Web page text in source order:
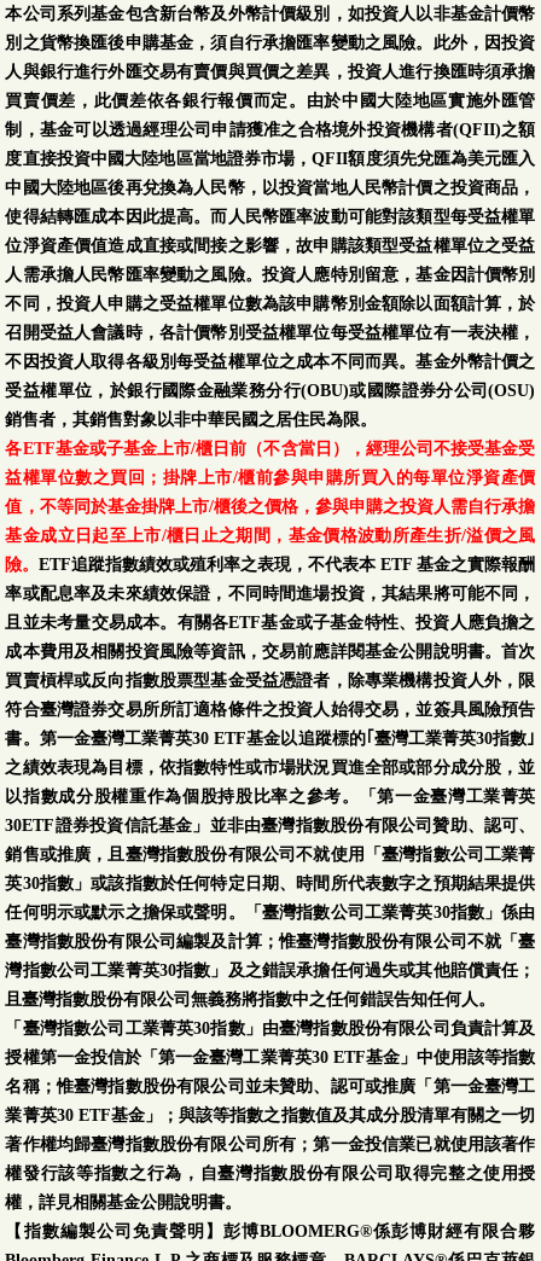
本公司系列基金包含新台幣及外幣計價級別，如投資人以非基金計價幣
別之貨幣換匯後申購基金，須自行承擔匯率變動之風險。此外，因投資
人與銀行進行外匯交易有賣價與買價之差異，投資人進行換匯時須承擔
買賣價差，此價差依各銀行報價而定。由於中國大陸地區實施外匯管
制，基金可以透過經理公司申請獲准之合格境外投資機構者(QFII)之額
度直接投資中國大陸地區當地證券市場，QFII額度須先兌匯為美元匯入
中國大陸地區後再兌換為人民幣，以投資當地人民幣計價之投資商品，
使得結轉匯成本因此提高。而人民幣匯率波動可能對該類型每受益權單
位淨資產價值造成直接或間接之影響，故申購該類型受益權單位之受益
人需承擔人民幣匯率變動之風險。投資人應特別留意，基金因計價幣別
不同，投資人申購之受益權單位數為該申購幣別金額除以面額計算，於
召開受益人會議時，各計價幣別受益權單位每受益權單位有一表決權，
不因投資人取得各級別每受益權單位之成本不同而異。基金外幣計價之
受益權單位，於銀行國際金融業務分行(OBU)或國際證券分公司(OSU)
銷售者，其銷售對象以非中華民國之居住民為限。
各ETF基金或子基金上市/櫃日前（不含當日），經理公司不接受基金受
益權單位數之買回；掛牌上市/櫃前參與申購所買入的每單位淨資產價
值，不等同於基金掛牌上市/櫃後之價格，參與申購之投資人需自行承擔
基金成立日起至上市/櫃日止之期間，基金價格波動所產生折/溢價之風
險。ETF追蹤指數績效或殖利率之表現，不代表本 ETF 基金之實際報酬
率或配息率及未來績效保證，不同時間進場投資，其結果將可能不同，
且並未考量交易成本。有關各ETF基金或子基金特性、投資人應負擔之
成本費用及相關投資風險等資訊，交易前應詳閱基金公開說明書。首次
買賣槓桿或反向指數股票型基金受益憑證者，除專業機構投資人外，限
符合臺灣證券交易所所訂適格條件之投資人始得交易，並簽具風險預告
書。第一金臺灣工業菁英30 ETF基金以追蹤標的｢臺灣工業菁英30指數｣
之績效表現為目標，依指數特性或市場狀況買進全部或部分成分股，並
以指數成分股權重作為個股持股比率之參考。「第一金臺灣工業菁英
30ETF證券投資信託基金」並非由臺灣指數股份有限公司贊助、認可、
銷售或推廣，且臺灣指數股份有限公司不就使用「臺灣指數公司工業菁
英30指數」或該指數於任何特定日期、時間所代表數字之預期結果提供
任何明示或默示之擔保或聲明。「臺灣指數公司工業菁英30指數」係由
臺灣指數股份有限公司編製及計算；惟臺灣指數股份有限公司不就「臺
灣指數公司工業菁英30指數」及之錯誤承擔任何過失或其他賠償責任；
且臺灣指數股份有限公司無義務將指數中之任何錯誤告知任何人。
「臺灣指數公司工業菁英30指數」由臺灣指數股份有限公司負責計算及
授權第一金投信於「第一金臺灣工業菁英30 ETF基金」中使用該等指數
名稱；惟臺灣指數股份有限公司並未贊助、認可或推廣「第一金臺灣工
業菁英30 ETF基金」；與該等指數之指數值及其成分股清單有關之一切
著作權均歸臺灣指數股份有限公司所有；第一金投信業已就使用該著作
權發行該等指數之行為，自臺灣指數股份有限公司取得完整之使用授
權，詳見相關基金公開說明書。
【指數編製公司免責聲明】彭博BLOOMERG®係彭博財經有限合夥